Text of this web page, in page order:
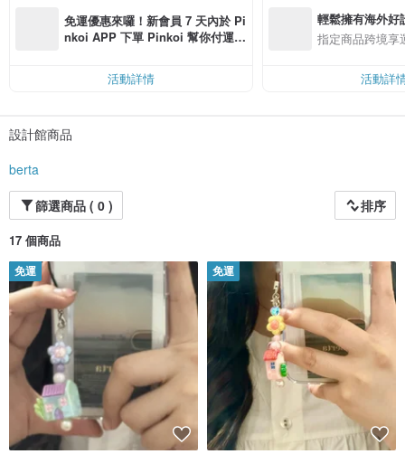
免運優惠來囉！新會員 7 天內於 Pi
nkoi APP 下單 Pinkoi 幫你付運
活動詳情
輕鬆擁有海外好
指定商品跨境享
活動詳
設計館商品
berta
篩選商品 ( 0 )
排序
17 個商品
免運 免運